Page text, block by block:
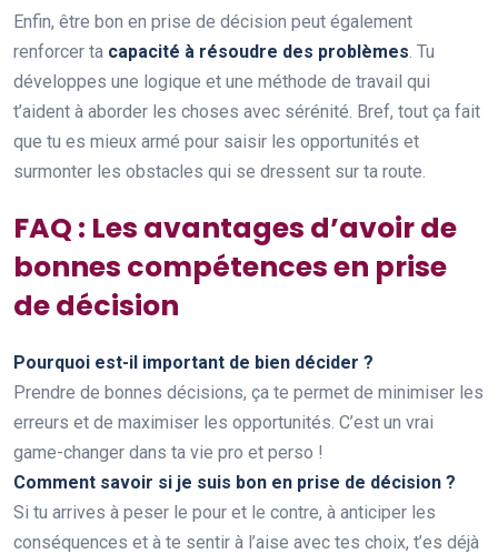
Enfin, être bon en prise de décision peut également
renforcer ta capacité à résoudre des problèmes. Tu
développes une logique et une méthode de travail qui
t’aident à aborder les choses avec sérénité. Bref, tout ça fait
que tu es mieux armé pour saisir les opportunités et
surmonter les obstacles qui se dressent sur ta route.
FAQ : Les avantages d’avoir de
bonnes compétences en prise
de décision
Pourquoi est-il important de bien décider ?
Prendre de bonnes décisions, ça te permet de minimiser les
erreurs et de maximiser les opportunités. C’est un vrai
game-changer dans ta vie pro et perso !
Comment savoir si je suis bon en prise de décision ?
Si tu arrives à peser le pour et le contre, à anticiper les
conséquences et à te sentir à l’aise avec tes choix, t’es déjà